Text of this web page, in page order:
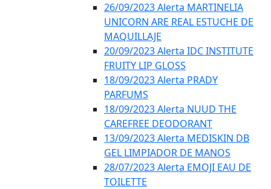
26/09/2023 Alerta MARTINELIA
UNICORN ARE REAL ESTUCHE DE
MAQUILLAJE
20/09/2023 Alerta IDC INSTITUTE
FRUITY LIP GLOSS
18/09/2023 Alerta PRADY
PARFUMS
18/09/2023 Alerta NUUD THE
CAREFREE DEODORANT
13/09/2023 Alerta MEDISKIN DB
GEL LIMPIADOR DE MANOS
28/07/2023 Alerta EMOJI EAU DE
TOILETTE